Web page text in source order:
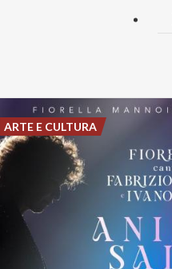
ARTE E CULTURA